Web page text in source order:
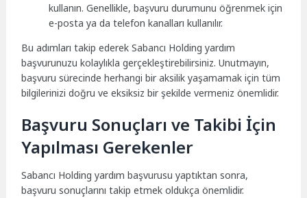
kullanın. Genellikle, başvuru durumunu öğrenmek için
e-posta ya da telefon kanalları kullanılır.
Bu adımları takip ederek Sabancı Holding yardım
başvurunuzu kolaylıkla gerçekleştirebilirsiniz. Unutmayın,
başvuru sürecinde herhangi bir aksilik yaşamamak için tüm
bilgilerinizi doğru ve eksiksiz bir şekilde vermeniz önemlidir.
Başvuru Sonuçları ve Takibi İçin
Yapılması Gerekenler
Sabancı Holding yardım başvurusu yaptıktan sonra,
başvuru sonuçlarını takip etmek oldukça önemlidir.